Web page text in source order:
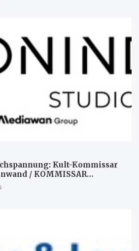
Kult-Kommissar
/ KOMMISSAR
/Ab 5. November 2026
Studios im Kino